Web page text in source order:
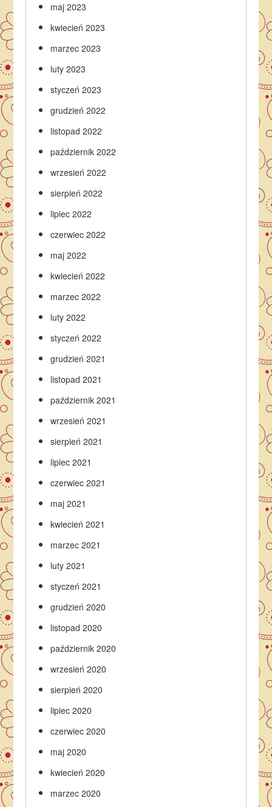
maj 2023
kwiecień 2023
marzec 2023
luty 2023
styczeń 2023
grudzień 2022
listopad 2022
październik 2022
wrzesień 2022
sierpień 2022
lipiec 2022
czerwiec 2022
maj 2022
kwiecień 2022
marzec 2022
luty 2022
styczeń 2022
grudzień 2021
listopad 2021
październik 2021
wrzesień 2021
sierpień 2021
lipiec 2021
czerwiec 2021
maj 2021
kwiecień 2021
marzec 2021
luty 2021
styczeń 2021
grudzień 2020
listopad 2020
październik 2020
wrzesień 2020
sierpień 2020
lipiec 2020
czerwiec 2020
maj 2020
kwiecień 2020
marzec 2020